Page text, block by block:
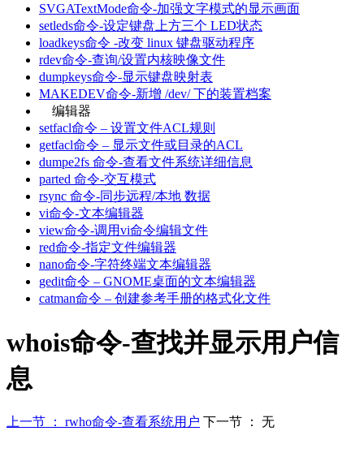
SVGATextMode命令-加强文字模式的显示画面
setleds命令-设定键盘上方三个 LED状态
loadkeys命令 -改变 linux 键盘驱动程序
rdev命令-查询/设置内核映像文件
dumpkeys命令-显示键盘映射表
MAKEDEV命令-新增 /dev/ 下的装置档案
编辑器
setfacl命令 – 设置文件ACL规则
getfacl命令 – 显示文件或目录的ACL
dumpe2fs 命令-查看文件系统详细信息
parted 命令-交互模式
rsync 命令-同步远程/本地 数据
vi命令-文本编辑器
view命令-调用vi命令编辑文件
red命令-指定文件编辑器
nano命令-字符终端文本编辑器
gedit命令 – GNOME桌面的文本编辑器
catman命令 – 创建参考手册的格式化文件
whois命令-查找并显示用户信
息
上一节 ： rwho命令-查看系统用户 下一节 ： 无